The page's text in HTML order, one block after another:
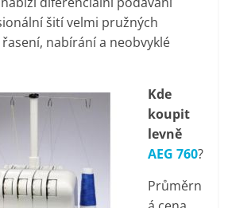
šití velmi pružných
nabírání a neobvyklé
Kde
koupit
levně
AEG 760?
Průměrn